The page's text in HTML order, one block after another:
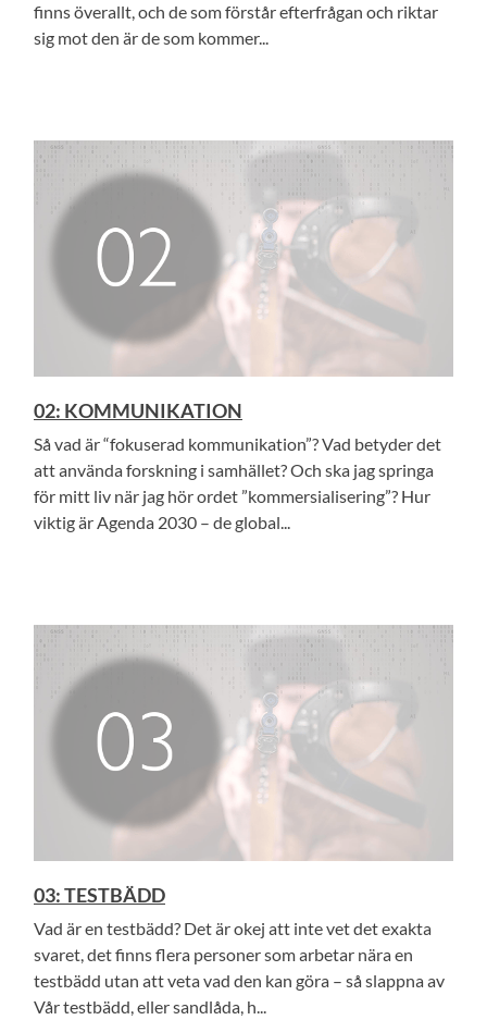
finns överallt, och de som förstår efterfrågan och riktar
sig mot den är de som kommer...
02: KOMMUNIKATION
Så vad är “fokuserad kommunikation”? Vad betyder det
att använda forskning i samhället? Och ska jag springa
för mitt liv när jag hör ordet ”kommersialisering”? Hur
viktig är Agenda 2030 – de global...
03: TESTBÄDD
Vad är en testbädd? Det är okej att inte vet det exakta
svaret, det finns flera personer som arbetar nära en
testbädd utan att veta vad den kan göra – så slappna av
Vår testbädd, eller sandlåda, h...